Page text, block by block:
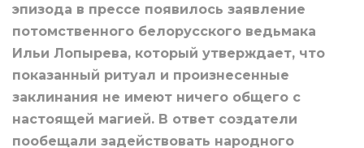
эпизода в прессе появилось заявление
потомственного белорусского ведьмака
Ильи Лопырева, который утверждает, что
показанный ритуал и произнесенные
заклинания не имеют ничего общего с
настоящей магией. В ответ создатели
пообещали задействовать народного